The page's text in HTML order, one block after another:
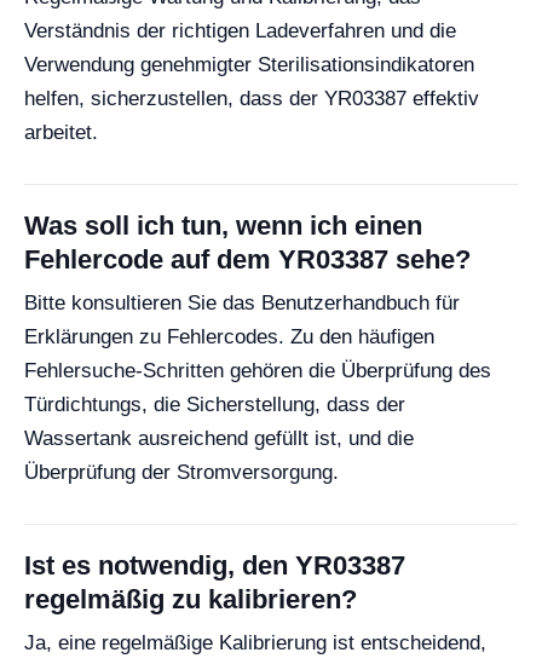
Verständnis der richtigen Ladeverfahren und die
Verwendung genehmigter Sterilisationsindikatoren
helfen, sicherzustellen, dass der YR03387 effektiv
arbeitet.
Was soll ich tun, wenn ich einen
Fehlercode auf dem YR03387 sehe?
Bitte konsultieren Sie das Benutzerhandbuch für
Erklärungen zu Fehlercodes. Zu den häufigen
Fehlersuche-Schritten gehören die Überprüfung des
Türdichtungs, die Sicherstellung, dass der
Wassertank ausreichend gefüllt ist, und die
Überprüfung der Stromversorgung.
Ist es notwendig, den YR03387
regelmäßig zu kalibrieren?
Ja, eine regelmäßige Kalibrierung ist entscheidend,